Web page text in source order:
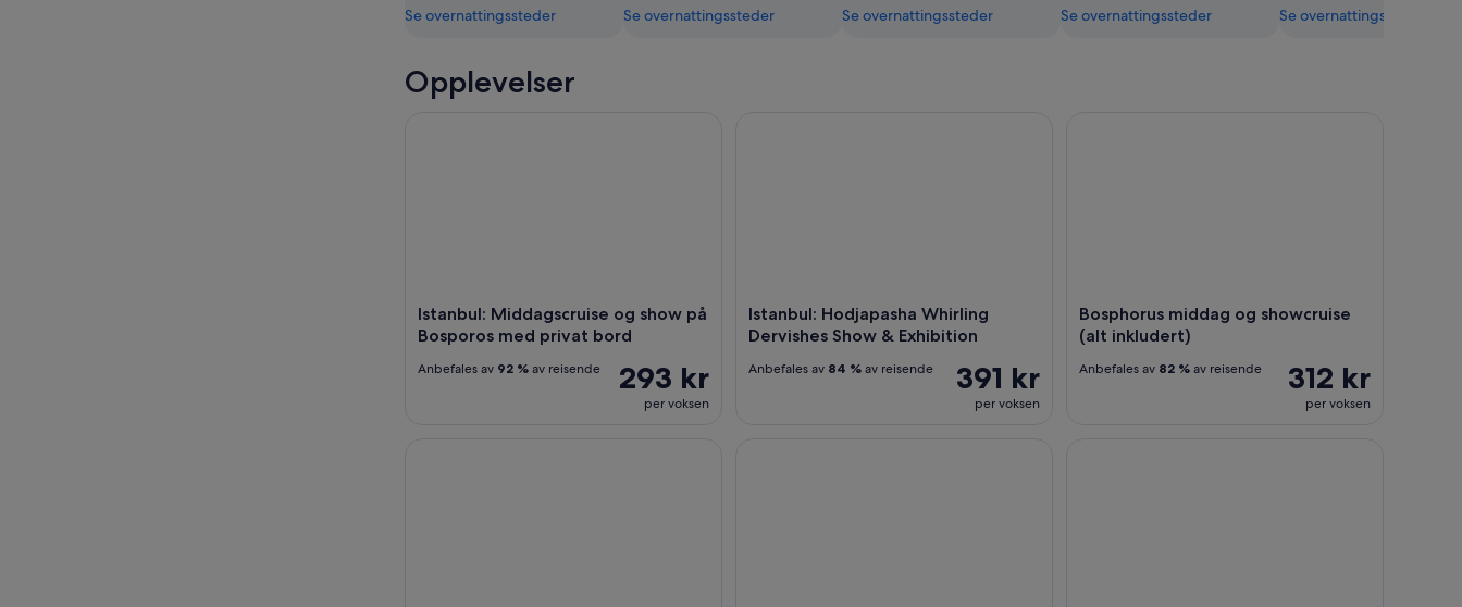
Se overnattingssteder Se overnattingssteder Se overnattingssteder Se overnattingssteder Se overnattingssteder
Opplevelser
Istanbul: Middagscruise og show på
Bosporos med privat bord
293 kr
per voksen
Anbefales av 92 % av reisende
Istanbul: Hodjapasha Whirling
Dervishes Show & Exhibition
391 kr
per voksen
Anbefales av 84 % av reisende
Bosphorus middag og showcruise
(alt inkludert)
312 kr
per voksen
Anbefales av 82 % av reisende